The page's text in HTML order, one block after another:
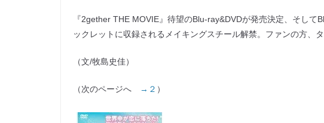
『2gether THE MOVIE』待望のBlu-ray&DVDが発売決定、そし
ックレットに収録されるメイキングスチール解禁。ファンの方、
（文/牧島史佳）
（次のページへ →２ ）